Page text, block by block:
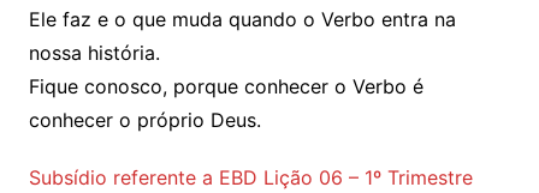
Ele faz e o que muda quando o Verbo entra na
nossa história.
Fique conosco, porque conhecer o Verbo é
conhecer o próprio Deus.
Subsídio referente a EBD Lição 06 – 1º Trimestre